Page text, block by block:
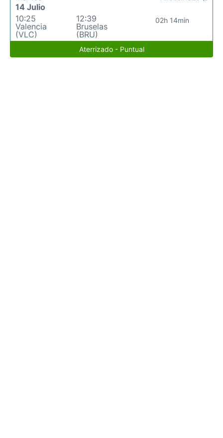
14 Julio
10:25
Valencia
(VLC)
12:39
Bruselas
(BRU)
02h 14min
Aterrizado - Puntual